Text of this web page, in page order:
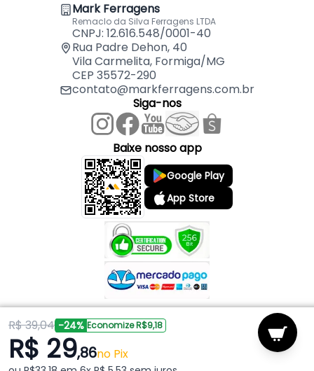
R$ 39,04 -24% Economize R$9,18
R$ 29,86no Pix
Mark Ferragens
Remaclo da Silva Ferragens LTDA
CNPJ: 12.616.548/0001-40
Rua Padre Dehon, 40
Vila Carmelita, Formiga/MG
CEP 35572-290
contato@markferragens.com.br
Siga-nos
Baixe nosso app
Google Play
App Store
Copyright © 2026 Mark Ferragens. Todos os direitos reservados.